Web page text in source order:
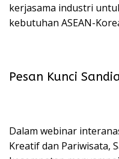
kerjasama industri
kebutuhan ASEAN-
Pesan Kunci
Dalam webinar
Kreatif dan Pariwisata,